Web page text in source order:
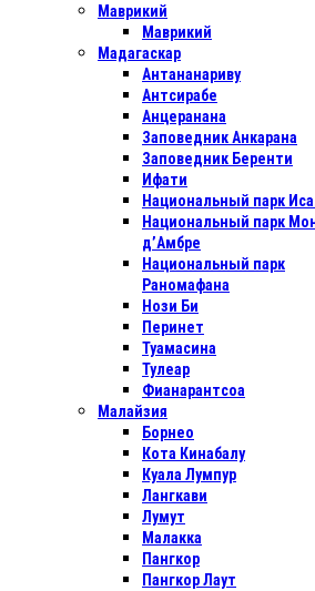
Маврикий
Маврикий
Мадагаскар
Антананариву
Антсирабе
Анцеранана
Заповедник Анкарана
Заповедник Беренти
Ифати
Национальный парк
Национальный парк
д’Амбре
Национальный парк
Раномафана
Нози Би
Перинет
Туамасина
Тулеар
Фианарантсоа
Малайзия
Борнео
Кота Кинабалу
Куала Лумпур
Лангкави
Лумут
Малакка
Пангкор
Пангкор Лаут